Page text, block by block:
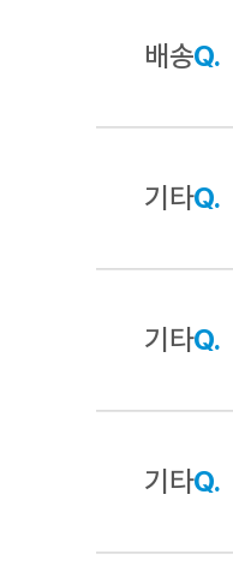
배송Q.
기타Q.
기타Q.
기타Q.